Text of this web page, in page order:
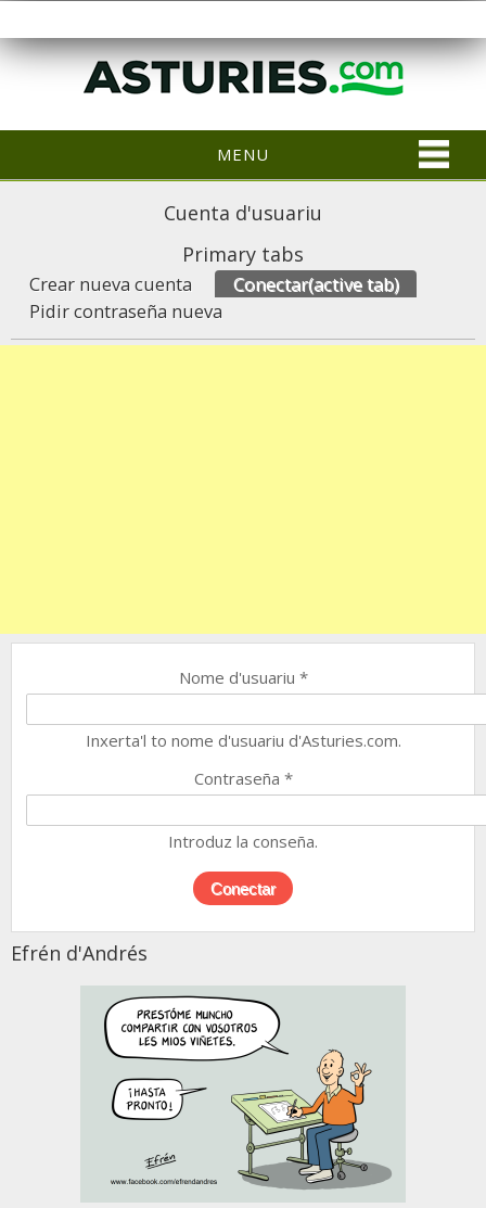
MENU
Cuenta d'usuariu
Primary tabs
Crear nueva cuenta Conectar(active tab)
Pidir contraseña nueva
Nome d'usuariu *
Inxerta'l to nome d'usuariu d'Asturies.com.
Contraseña *
Introduz la conseña.
Efrén d'Andrés